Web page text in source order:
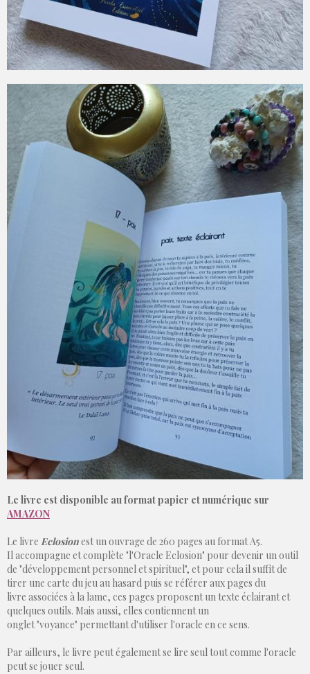
Le livre est disponible au format papier et numérique sur
AMAZON
Le livre Eclosionest un ouvrage de 260 pages au format A5.
Il accompagne et complète "l'Oracle Eclosion" pour devenir un outil
de "développement personnel et spirituel", et pour cela il suffit de
tirer une carte du jeu au hasard puis se référer aux pages du
livre associées à la lame, ces pages proposent un texte éclairant et
quelques outils. Mais aussi, elles contiennent un
onglet "voyance" permettant d'utiliser l'oracle en ce sens.
Par ailleurs, le livre peut également se lire seul tout comme l'oracle
peut se jouer seul.